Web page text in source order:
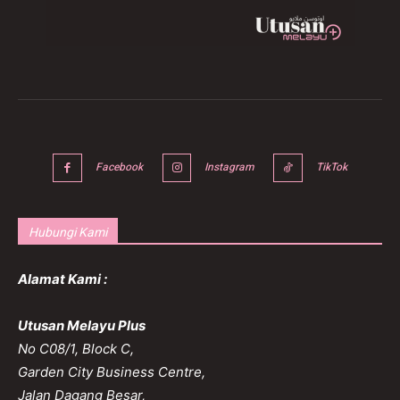
Facebook Instagram TikTok
Hubungi Kami
Alamat Kami :
Utusan Melayu Plus
No C08/1, Block C,
Garden City Business Centre,
Jalan Dagang Besar,